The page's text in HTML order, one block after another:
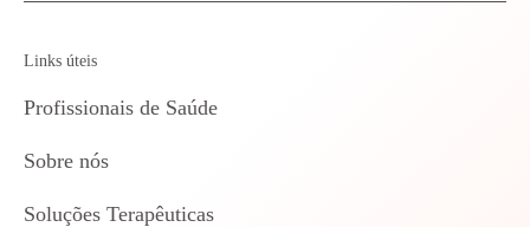
Links úteis
Profissionais de Saúde
Sobre nós
Soluções Terapêuticas